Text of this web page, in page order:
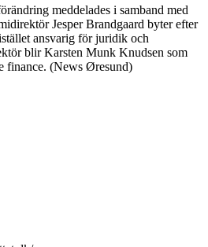
meddelades i samband med
Jesper Brandgaard byter efter
ansvarig för juridik och
blir Karsten Munk Knudsen som
finance. (News Øresund)